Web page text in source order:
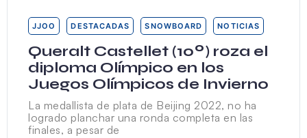
JJOO DESTACADAS SNOWBOARD NOTICIAS
Queralt Castellet (10º) roza el
diploma Olímpico en los
Juegos Olímpicos de Invierno
La medallista de plata de Beijing 2022, no ha
logrado planchar una ronda completa en las
finales, a pesar de